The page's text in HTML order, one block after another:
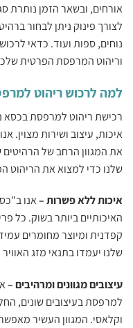
אורחים, ובשאר הזמן נותרת
לצורך פינוק ניתן לבחור
נוחים, ספות ועוד. כדאי
וריהוט המרפסת הפרטית
למה לרכוש ריהוט
רכישת ריהוט למרפסת בכסא
איכות, עיצוב ושירות מצוין.
את המגוון הרחב של
שלנו כדי למצוא את
איכות ללא פשרות –אנו
האיכותיים ביותר בשוק. כל
קפדנית ומיוצר מחומרים
שלנו יעמדו בתנאי מזג
עיצובים מגוונים ומרהיבים –
למרפסת בעיצובים שונים,
וקלאסי. המגוון העשיר